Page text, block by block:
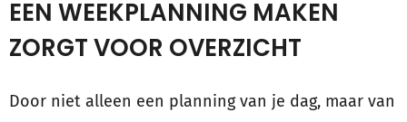
EEN WEEKPLANNING MAKEN
ZORGT VOOR OVERZICHT
Door niet alleen een planning van je dag, maar van